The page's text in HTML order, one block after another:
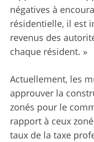
négatives à
résidentielle, il est
revenus des
chaque résident. »
Actuellement, les
approuver la
zonés pour le
rapport à ceux
taux de la taxe